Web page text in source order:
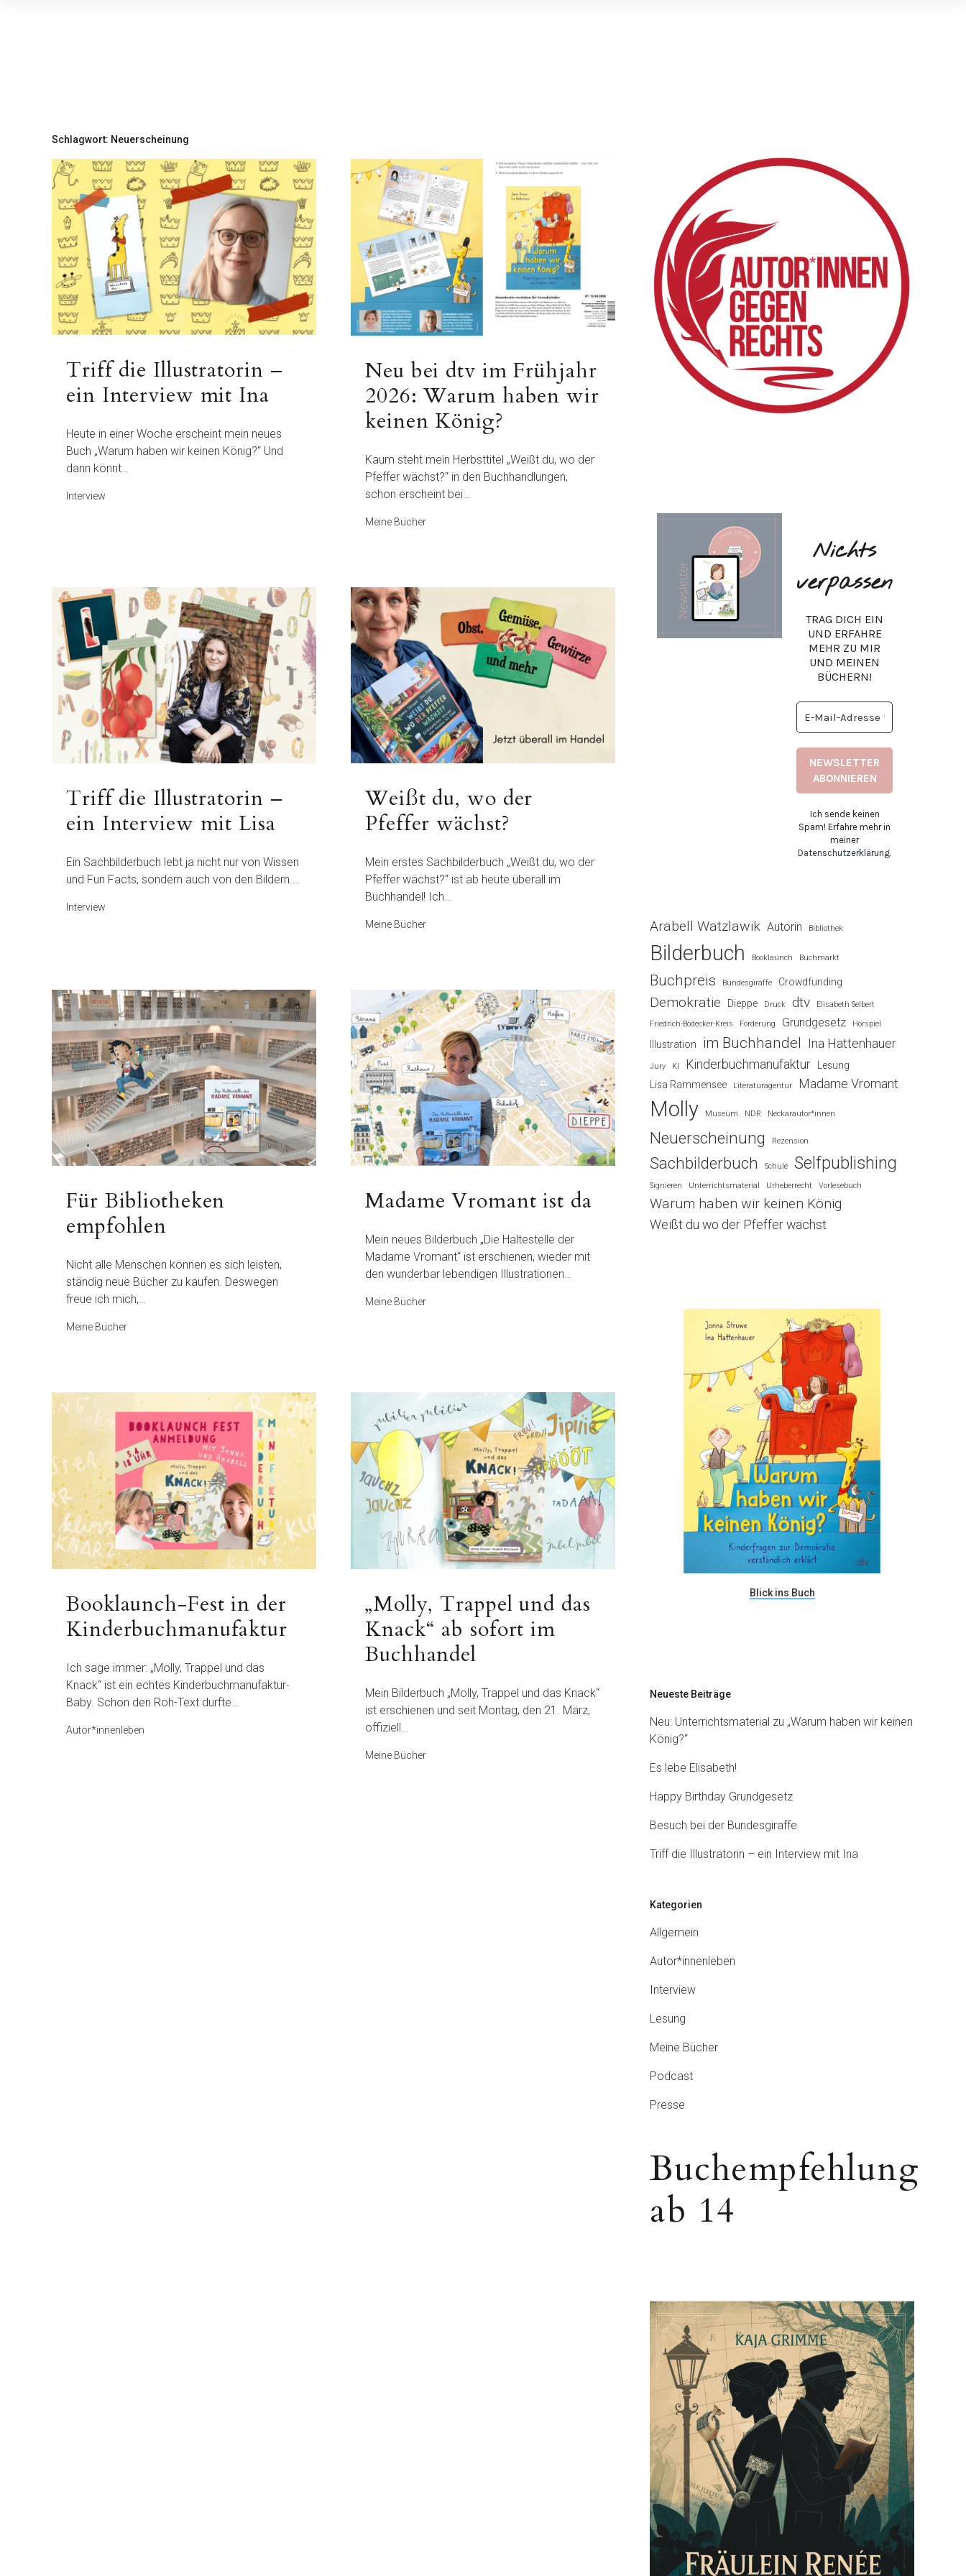
Schlagwort: Neuerscheinung
Triff die Illustratorin –
ein Interview mit Ina
Heute in einer Woche erscheint mein neues
Buch „Warum haben wir keinen König?“ Und
dann könnt…
Interview
Neu bei dtv im Frühjahr
2026: Warum haben wir
keinen König?
Kaum steht mein Herbsttitel „Weißt du, wo der
Pfeffer wächst?“ in den Buchhandlungen,
schon erscheint bei…
Meine Bücher
Triff die Illustratorin –
ein Interview mit Lisa
Ein Sachbilderbuch lebt ja nicht nur von Wissen
und Fun Facts, sondern auch von den Bildern.…
Interview
Weißt du, wo der
Pfeffer wächst?
Mein erstes Sachbilderbuch „Weißt du, wo der
Pfeffer wächst?“ ist ab heute überall im
Buchhandel! Ich…
Meine Bücher
Für Bibliotheken
empfohlen
Nicht alle Menschen können es sich leisten,
ständig neue Bücher zu kaufen. Deswegen
freue ich mich,…
Meine Bücher
Madame Vromant ist da
Mein neues Bilderbuch „Die Haltestelle der
Madame Vromant“ ist erschienen, wieder mit
den wunderbar lebendigen Illustrationen…
Meine Bücher
Booklaunch-Fest in der
Kinderbuchmanufaktur
Ich sage immer: „Molly, Trappel und das
Knack“ ist ein echtes Kinderbuchmanufaktur-
Baby. Schon den Roh-Text durfte…
Autor*innenleben
„Molly, Trappel und das
Knack“ ab sofort im
Buchhandel
Mein Bilderbuch „Molly, Trappel und das Knack“
ist erschienen und seit Montag, den 21. März,
offiziell…
Meine Bücher
Nichts
verpassen
TRAG DICH EIN
UND ERFAHRE
MEHR ZU MIR
UND MEINEN
BÜCHERN!
Ich sende keinen
Spam! Erfahre mehr in
meiner
Datenschutzerklärung.
Arabell Watzlawik Autorin Bibliothek
Bilderbuch Booklaunch Buchmarkt
Buchpreis Bundesgiraffe Crowdfunding
Demokratie Dieppe Druck dtv Elisabeth Selbert
Friedrich-Bödecker-Kreis Förderung Grundgesetz Hörspiel
Illustration im Buchhandel Ina Hattenhauer
Jury KI Kinderbuchmanufaktur
Lesung
Lisa Rammensee
Literaturagentur Madame Vromant
Molly Museum NDR Neckarautor*innen
Neuerscheinung Rezension
Sachbilderbuch Schule Selfpublishing
Signieren Unterrichtsmaterial Urheberrecht Vorlesebuch
Warum haben wir keinen König
Weißt du wo der Pfeffer wächst
Blick ins Buch
Neueste Beiträge
Neu: Unterrichtsmaterial zu „Warum haben wir keinen
König?“
Es lebe Elisabeth!
Happy Birthday Grundgesetz
Besuch bei der Bundesgiraffe
Triff die Illustratorin – ein Interview mit Ina
Kategorien
Allgemein
Autor*innenleben
Interview
Lesung
Meine Bücher
Podcast
Presse
Buchempfehlung
ab 14